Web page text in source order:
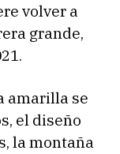
volver a
grande,
amarilla se
el diseño
la montaña